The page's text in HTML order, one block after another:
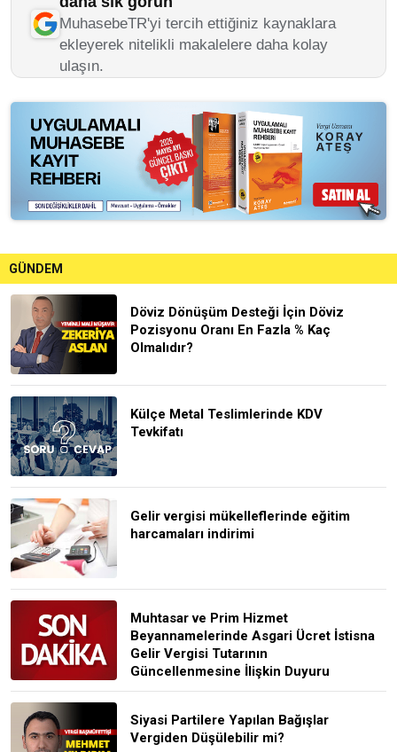
MuhasebeTR'yi tercih ettiğiniz kaynaklara
ekleyerek nitelikli makalelere daha kolay
ulaşın.
GÜNDEM
Döviz Dönüşüm Desteği İçin Döviz
Pozisyonu Oranı En Fazla % Kaç
Olmalıdır?
Külçe Metal Teslimlerinde KDV
Tevkifatı
Gelir vergisi mükelleflerinde eğitim
harcamaları indirimi
Muhtasar ve Prim Hizmet
Beyannamelerinde Asgari Ücret İstisna
Gelir Vergisi Tutarının
Güncellenmesine İlişkin Duyuru
Siyasi Partilere Yapılan Bağışlar
Vergiden Düşülebilir mi?